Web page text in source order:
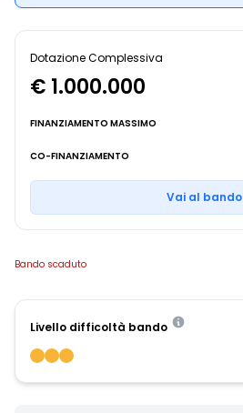
Dotazione Complessiva
€ 1.000.000
FINANZIAMENTO MASSIMO
CO-FINANZIAMENTO
Vai al bando
Bando scaduto
Livello difficoltà bando